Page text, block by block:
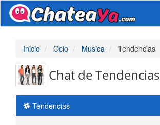
Inicio Ocio Música Tendencias
Chat de Tendencias
Tendencias